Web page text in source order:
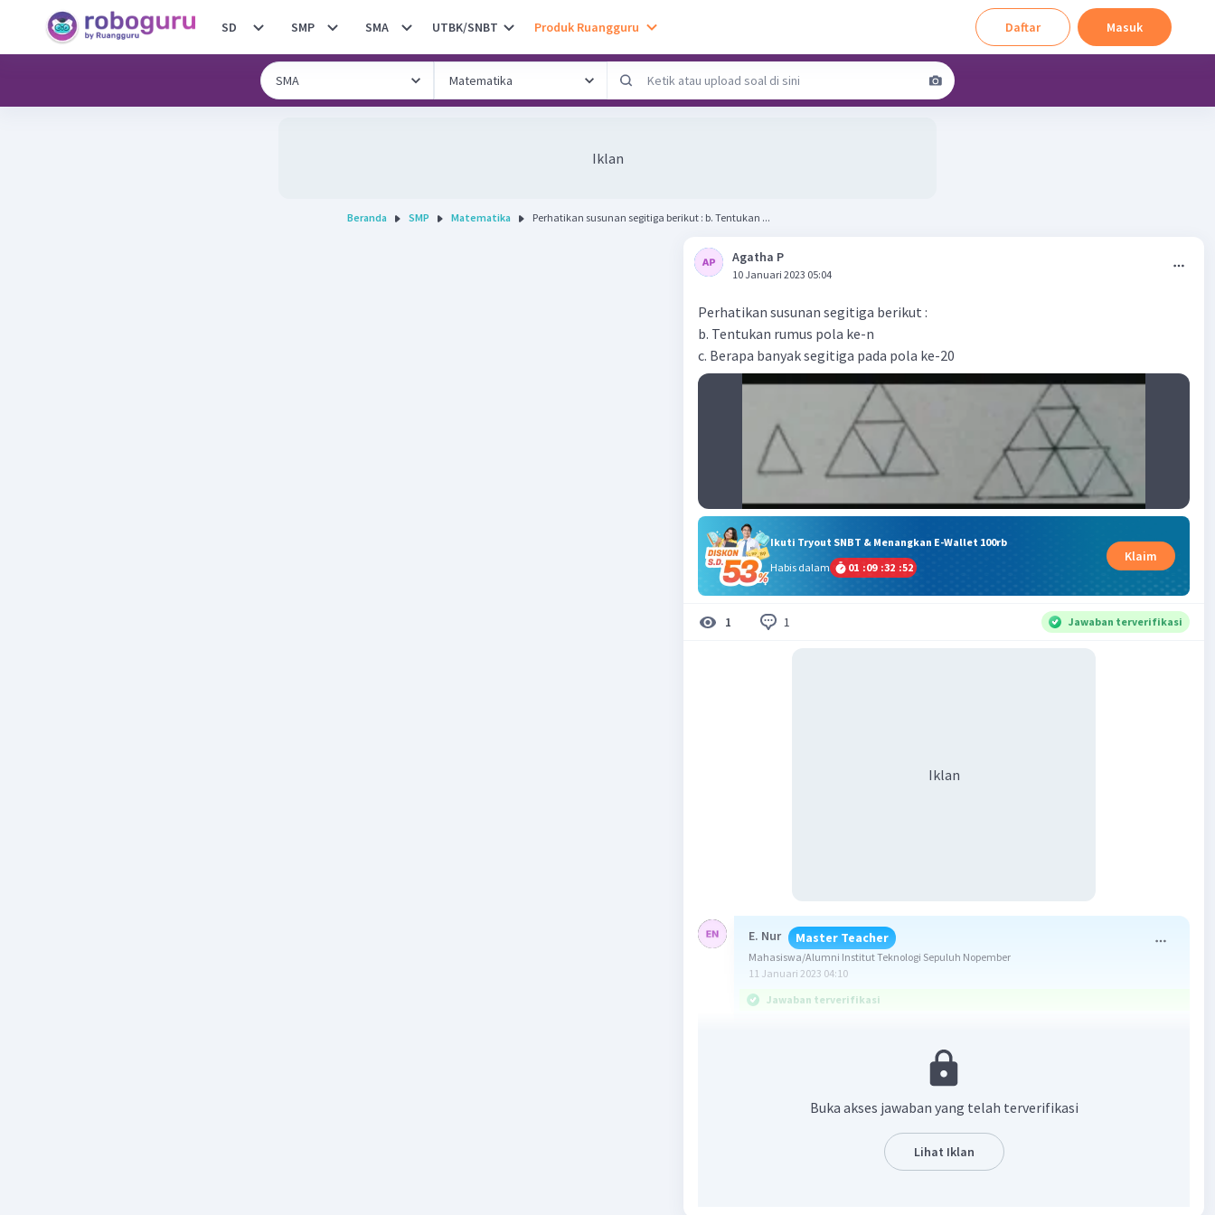
SD SMP SMA UTBK/SNBT Produk Ruangguru Daftar Masuk
Iklan
Beranda SMP Matematika Perhatikan susunan segitiga berikut : b. Tentukan ...
Agatha P
10 Januari 2023 05:04
Perhatikan susunan segitiga berikut :
b. Tentukan rumus pola ke-n
c. Berapa banyak segitiga pada pola ke-20
Ikuti Tryout SNBT & Menangkan E-Wallet 100rb
Habis dalam
01 :09 :32 :52
Klaim
1 1 Jawaban terverifikasi
Iklan
E. Nur Master Teacher
Mahasiswa/Alumni Institut Teknologi Sepuluh Nopember
11 Januari 2023 04:10
Jawaban terverifikasi
Pola bilangan adalah susunan bilangan yang mengikuti aturan
tertentu dalam penyusunannya.
Buka akses jawaban yang telah terverifikasi
Lihat Iklan